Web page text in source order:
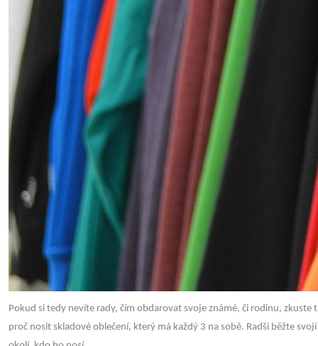
Pokud si tedy nevíte rady, čím obdarovat svoje známé, či rodinu,
proč nosit skladové oblečení, který má každý 3 na sobě. Radši běžte